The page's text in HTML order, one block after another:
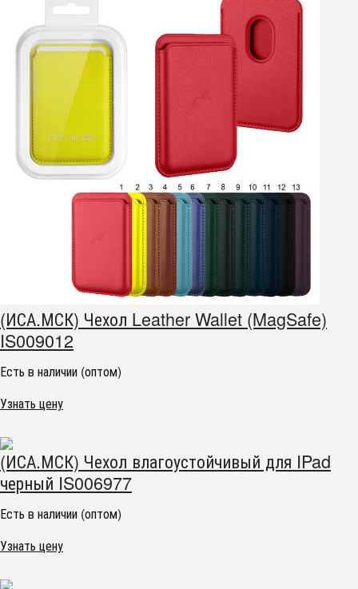
(ИСА.МСК) Чехол Leather Wallet (MagSafe)
IS009012
Есть в наличии (оптом)
Узнать цену
(ИСА.МСК) Чехол влагоустойчивый для IPad
черный IS006977
Есть в наличии (оптом)
Узнать цену